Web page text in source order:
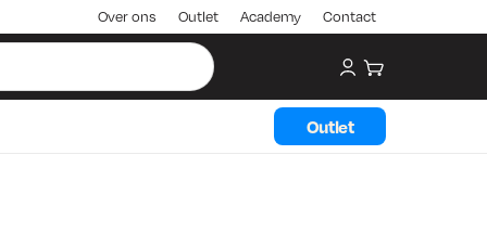
Over ons Outlet Academy Contact
My account
Winkelwagen
Outlet